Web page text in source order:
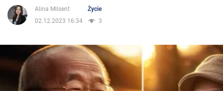
Życie
Polityka
Społeczeństwo
Alina Milsent
Życie
02.12.2023 16:34
3